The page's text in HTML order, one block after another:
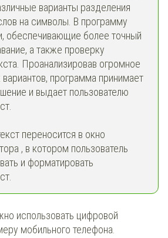
варианты разделения
на символы. В программу
обеспечивающие более точный
а также проверку
Проанализировав огромное
программа принимает
и выдает пользователю
переносится в окно
, в котором пользователь
и форматировать
использовать цифровой
мобильного телефона.